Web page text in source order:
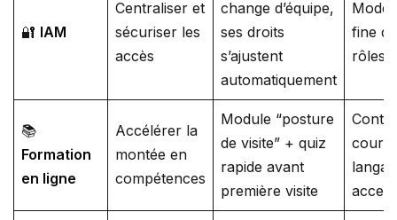
🔐 IAM
Centraliser et
sécuriser les
accès
change d’équipe,
ses droits
s’ajustent
automatiquement
fine
rôles
📚
Formation
en ligne
Accélérer la
montée en
compétences
Module “posture
de visite” + quiz
rapide avant
première visite